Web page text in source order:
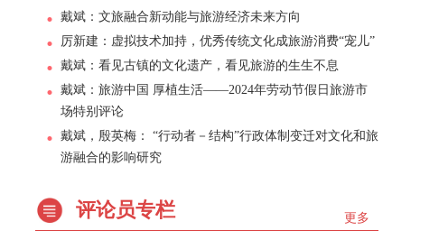
戴斌：文旅融合新动能与旅游经济未来方向
厉新建：虚拟技术加持，优秀传统文化成旅游消费“宠儿”
戴斌：看见古镇的文化遗产，看见旅游的生生不息
戴斌：旅游中国 厚植生活——2024年劳动节假日旅游市
场特别评论
戴斌，殷英梅： “行动者－结构”行政体制变迁对文化和旅
游融合的影响研究
更多
评论员专栏